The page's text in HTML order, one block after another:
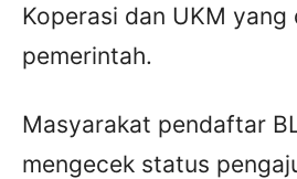
Koperasi dan UKM yang
pemerintah.
Masyarakat pendaftar
mengecek status